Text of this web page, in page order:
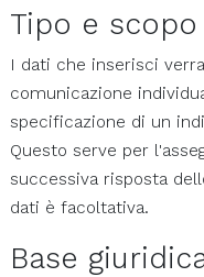
Tipo e
I dati che inserisci
comunicazione
specificazione di un
Questo serve per
successiva risposta
dati è facoltativa.
Base